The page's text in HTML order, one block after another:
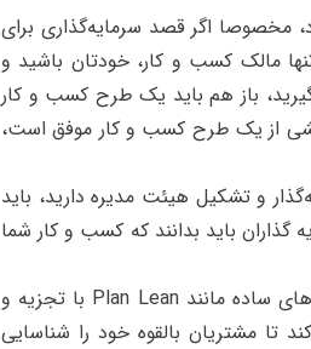
مخصوصا اگر قصد سرمایه‌گذاری برای
مالک کسب و کار، خودتان باشید و
باز هم باید یک طرح کسب و کار
از یک طرح کسب و کار موفق است،
و تشکیل هیئت مدیره دارید، باید
گذاران باید بدانند که کسب و کار شما
در هر صورت، یک طرح کسب و کار جامع رسمی و یا طرح‌های ساده مانند Plan Lean با تجزیه و
تا مشتریان بالقوه خود را شناسایی